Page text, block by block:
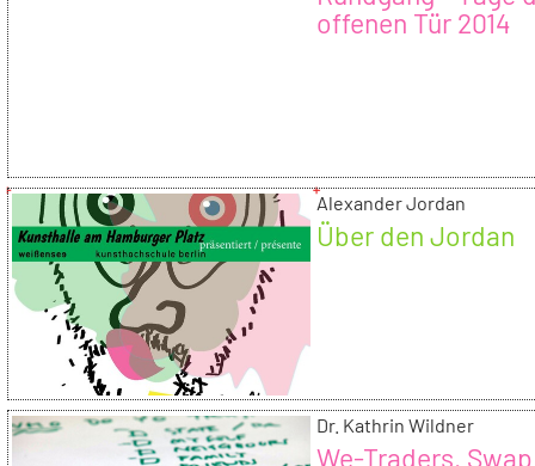
offenen Tür 2014
Alexander Jordan
Über den Jordan
Dr. Kathrin Wildner
We-Traders.